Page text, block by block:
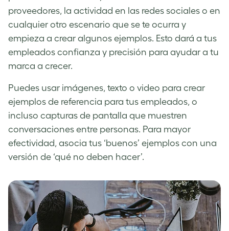
proveedores, la actividad en las redes sociales o en
cualquier otro escenario que se te ocurra y
empieza a crear algunos ejemplos. Esto dará a tus
empleados confianza y precisión para ayudar a tu
marca a crecer.
Puedes usar imágenes, texto o video para crear
ejemplos de referencia para tus empleados, o
incluso capturas de pantalla que muestren
conversaciones entre personas. Para mayor
efectividad, asocia tus ‘buenos’ ejemplos con una
versión de ‘qué no deben hacer’.